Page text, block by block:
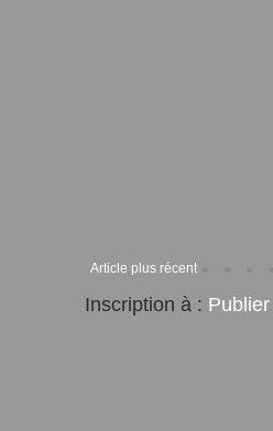
Article plus récent
Inscription à :